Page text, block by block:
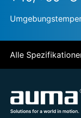
Alle